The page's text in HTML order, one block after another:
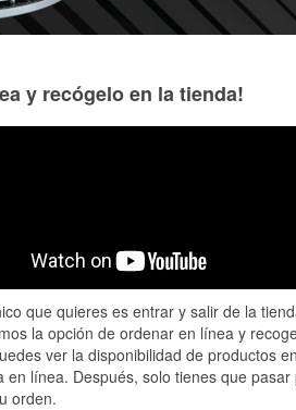
Gabe. He was
He
tips while he...
Great service. They
and replaced it and
y recógelo en la tienda!
que quieres es entrar y salir de la
la opción de ordenar en línea y
ver la disponibilidad de productos
en línea. Después, solo tienes que
orden.